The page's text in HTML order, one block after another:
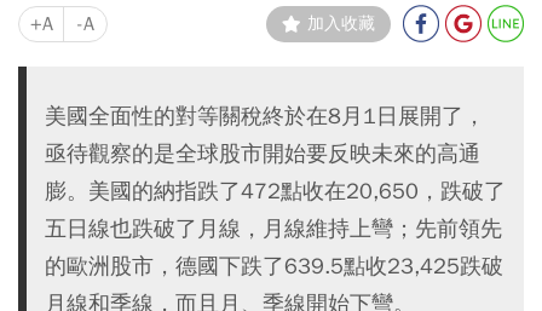
+A -A 加入收藏
美國全面性的對等關稅終於在8月1日展開了，
亟待觀察的是全球股市開始要反映未來的高通
膨。美國的納指跌了472點收在20,650，跌破了
五日線也跌破了月線，月線維持上彎；先前領先
的歐洲股市，德國下跌了639.5點收23,425跌破
月線和季線，而且月、季線開始下彎。